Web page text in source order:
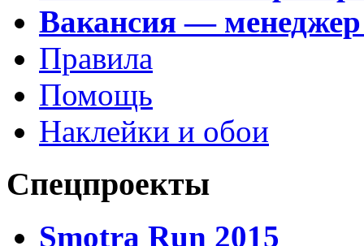
Вакансия —
Правила
Помощь
Наклейки и обои
Спецпроекты
Smotra Run 2015